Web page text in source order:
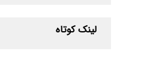
لینک کوتاه